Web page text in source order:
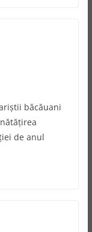
băcăuani
de anul